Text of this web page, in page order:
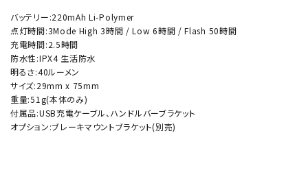
バッテリー:220mAh Li-Polymer
点灯時間:3Mode High 3時間 / Low 6時間 / Flash 50時間
充電時間:2.5時間
防水性:IPX4 生活防水
明るさ:40ルーメン
サイズ:29mm x 75mm
重量:51g(本体のみ)
付属品:USB充電ケーブル、ハンドルバーブラケット
オプション:ブレーキマウントブラケット(別売)